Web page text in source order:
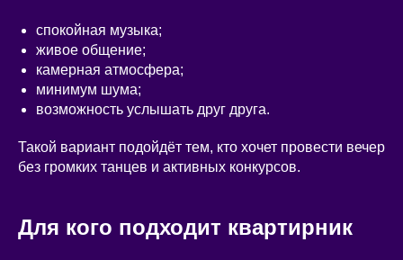
спокойная музыка;
живое общение;
камерная атмосфера;
минимум шума;
возможность услышать друг друга.
Такой вариант подойдёт тем, кто хочет провести вечер
без громких танцев и активных конкурсов.
Для кого подходит квартирник